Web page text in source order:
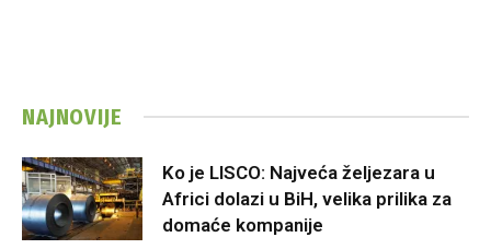
NAJNOVIJE
Ko je LISCO: Najveća željezara u
Africi dolazi u BiH, velika prilika za
domaće kompanije